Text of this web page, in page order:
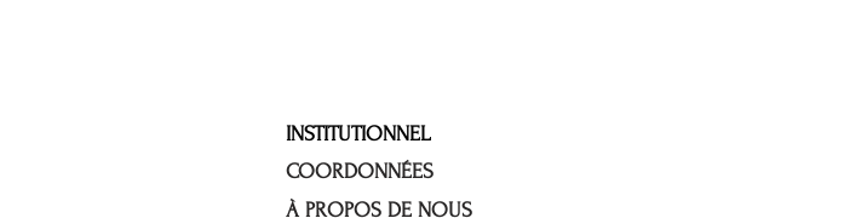
INSTITUTIONNEL
COORDONNÉES
À PROPOS DE NOUS